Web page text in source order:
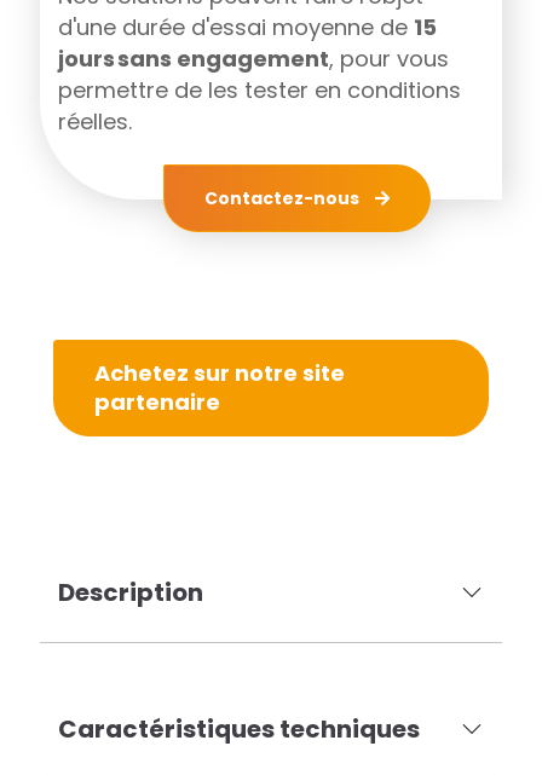
Achetez sur notre site
partenaire
d'une durée d'essai moyenne de 15
jours sans engagement, pour vous
permettre de les tester en conditions
réelles.
Contactez-nous
Description
Caractéristiques techniques